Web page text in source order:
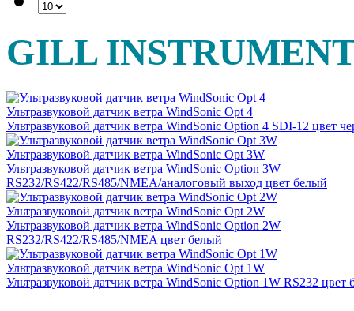
GILL
Ультразвуковой датчик ветра WindSonic Opt 4
Ультразвуковой датчик ветра WindSonic Option 4 SDI-12 цвет
Ультразвуковой датчик ветра WindSonic Opt 3W
Ультразвуковой датчик ветра WindSonic Option 3W
RS232/RS422/RS485/NMEA/аналоговый выход цвет белый
Ультразвуковой датчик ветра WindSonic Opt 2W
Ультразвуковой датчик ветра WindSonic Option 2W
RS232/RS422/RS485/NMEA цвет белый
Ультразвуковой датчик ветра WindSonic Opt 1W
Ультразвуковой датчик ветра WindSonic Option 1W RS232 цвет